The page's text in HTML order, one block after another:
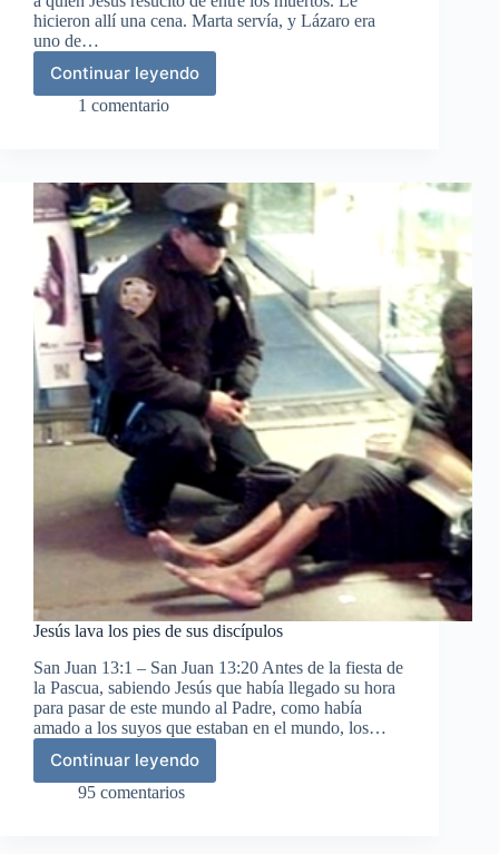
hicieron allí una cena. Marta servía, y Lázaro era
uno de…
Continuar leyendo
Jesús
es
1 comentario
Jesús lava los pies de sus discípulos
San Juan 13:1 – San Juan 13:20 Antes de la fiesta de
la Pascua, sabiendo Jesús que había llegado su hora
para pasar de este mundo al Padre, como había
amado a los suyos que estaban en el mundo, los…
Continuar leyendo
Jesús
lava
95 comentarios